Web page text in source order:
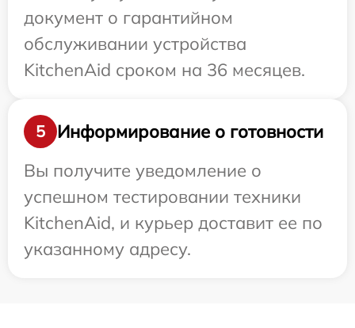
документ о гарантийном
обслуживании устройства
KitchenAid сроком на 36 месяцев.
5
Информирование о готовности
Вы получите уведомление о
успешном тестировании техники
KitchenAid, и курьер доставит ее по
указанному адресу.